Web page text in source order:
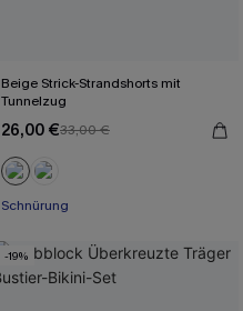
Beige Strick-Strandshorts mit
Tunnelzug
26,00 €33,00 €
Schnürung
-19%